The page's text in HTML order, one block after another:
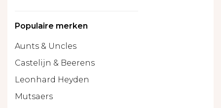
Populaire merken
Aunts & Uncles
Castelijn & Beerens
Leonhard Heyden
Mutsaers